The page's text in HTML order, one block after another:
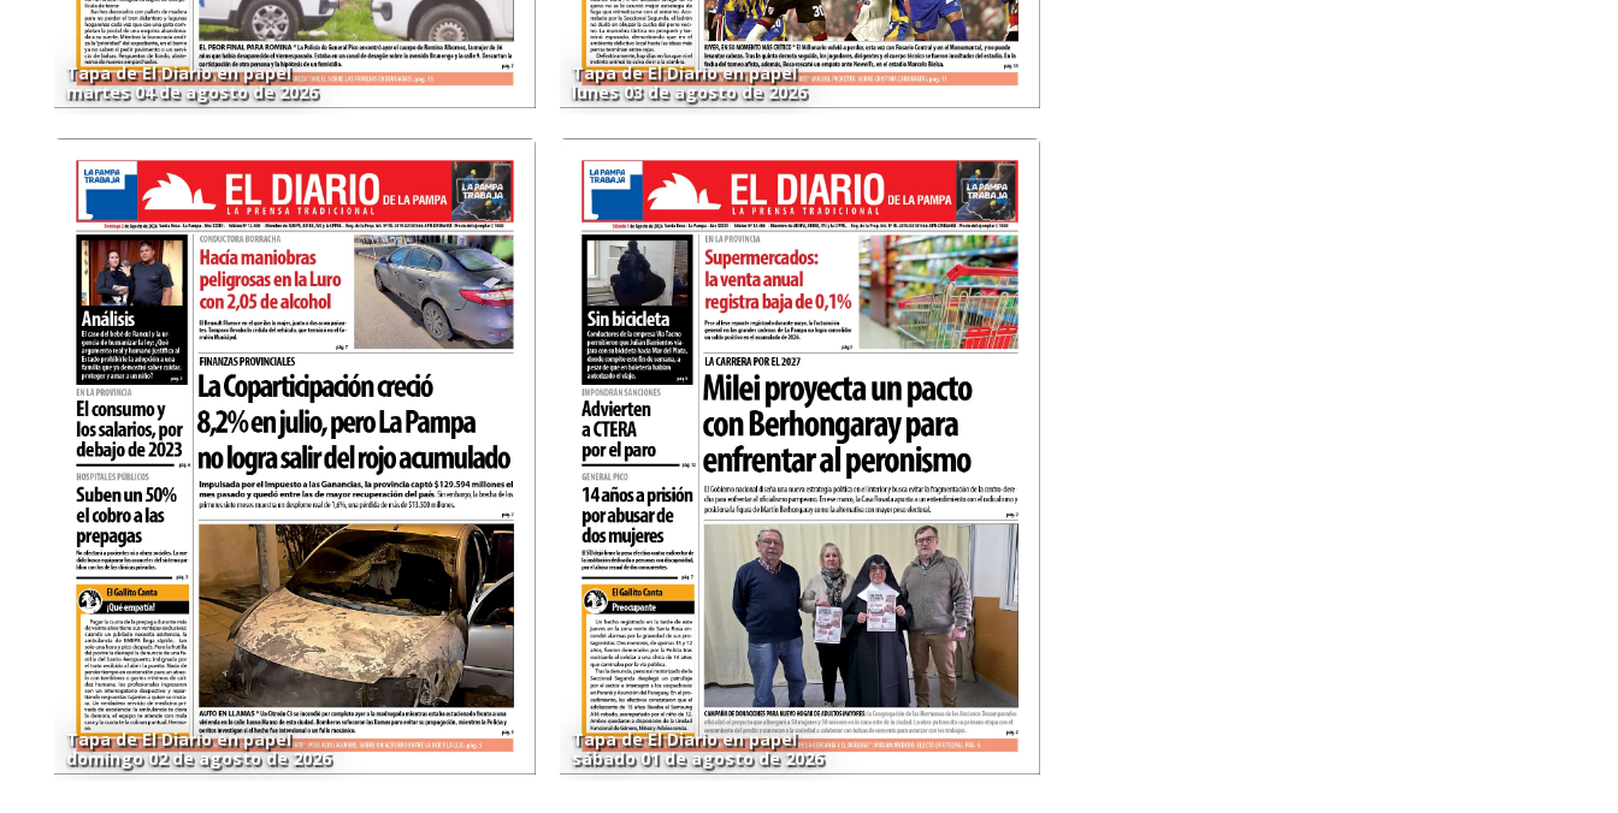
Tapa de El Diario en papel
martes 04 de agosto de 2026
Tapa de El Diario en papel
lunes 03 de agosto de 2026
Tapa de El Diario en papel
domingo 02 de agosto de 2026
Tapa de El Diario en papel
sábado 01 de agosto de 2026